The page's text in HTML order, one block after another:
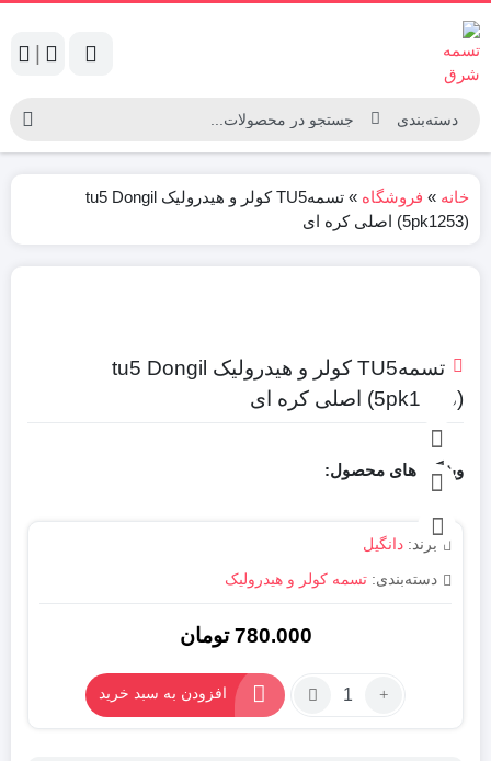
خانه » فروشگاه »
تسمهTU5 کولر و هیدرولیک tu5 Dongil
(5pk1253) اصلی کره ای
تسمهTU5 کولر و هیدرولیک tu5 Dongil
(5pk1253) اصلی کره ای
ویژگی های محصول:
برند: دانگیل
دسته‌بندی: تسمه کولر و هیدرولیک
780.000 تومان
تعداد:
افزودن به سبد خرید